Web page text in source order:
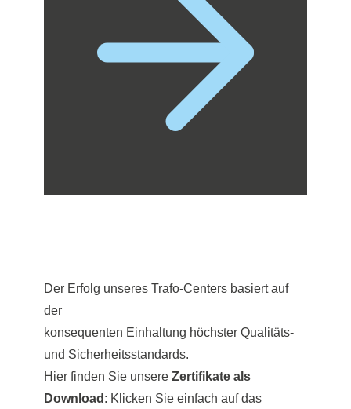
Der Erfolg unseres Trafo-Centers basiert auf
der
konsequenten Einhaltung höchster Qualitäts-
und Sicherheitsstandards.
Hier finden Sie unsere Zertifikate als
Download: Klicken Sie einfach auf das